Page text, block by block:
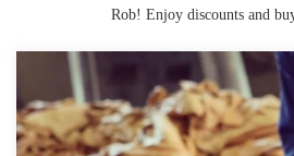
Rob! Enjoy discounts and